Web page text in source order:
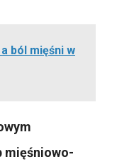
ból mięśni w
mięśniowo-